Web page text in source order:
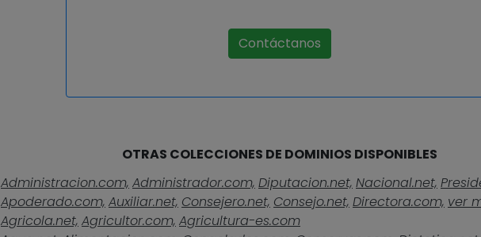
Contáctanos
OTRAS COLECCIONES DE DOMINIOS DISPONIBLES
Administracion.com, Administrador.com, Diputacion.net, Nacional.net,
Apoderado.com, Auxiliar.net, Consejero.net, Consejo.net, Directora.com, ver
Agricola.net, Agricultor.com, Agricultura-es.com